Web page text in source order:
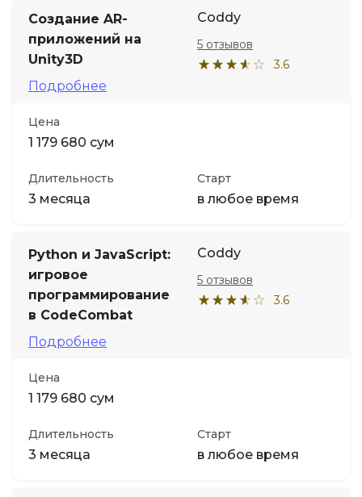
Создание AR-
приложений на
Unity3D
Подробнее
Coddy
3.6
5 отзывов
Цена
1 179 680 сум
Длительность
3 месяца
Старт
в любое время
Python и JavaScript:
игровое
программирование
в CodeCombat
Подробнее
Coddy
3.6
5 отзывов
Цена
1 179 680 сум
Длительность
3 месяца
Старт
в любое время